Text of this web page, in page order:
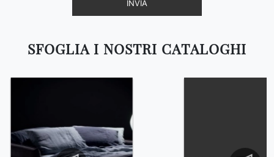
SFOGLIA I NOSTRI CATALOGHI
INVIA